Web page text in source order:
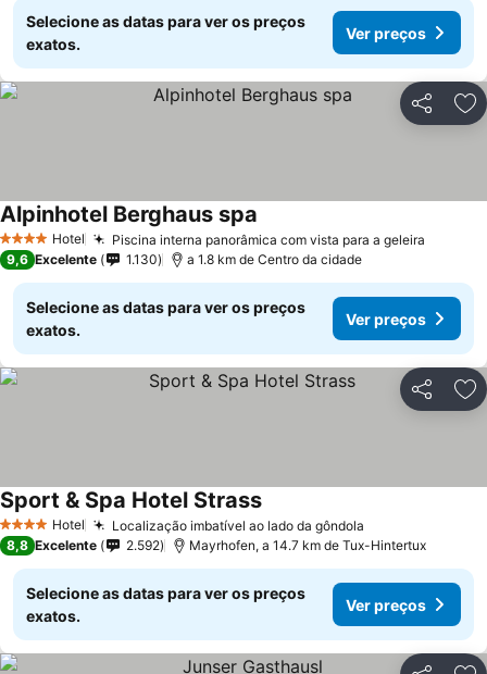
Selecione as datas para ver os preços
exatos.
Ver preços
Partilhar
4 EstrelasHotel Piscina interna panorâmica com vista para a geleira
Alpinhotel Berghaus spa
9,6 Excelente 1.130 a 1.8 km de Centro da cidade
Selecione as datas para ver os preços
exatos.
Ver preços
Partilhar
4 EstrelasHotel Localização imbatível ao lado da gôndola
Sport & Spa Hotel StrassVer preços
8,8 Excelente 2.592 Mayrhofen, a 14.7 km de Tux-Hintertux
Selecione as datas para ver os preços
exatos.
Ver preços